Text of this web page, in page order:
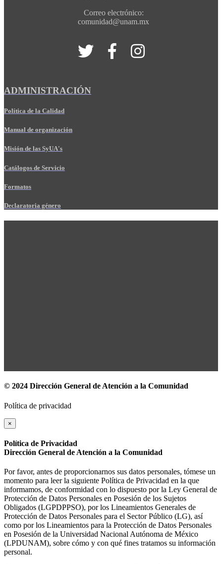
Correo electrónico:
comunidad@unam.mx
ADMINISTRACIÓN
Política de la Calidad
Manual de organización
Misión de las SyUA's
Catálogos de Servicio
Formatos
Declaratoria género
© 2024 Dirección General de Atención a la Comunidad
Política de privacidad
×
Política de Privacidad
Dirección General de Atención a la Comunidad
Por favor, antes de proporcionarnos sus datos personales, tómese un
momento para leer la siguiente Política de Privacidad en la que
informamos, de conformidad con lo dispuesto por la Ley General de
Protección de Datos Personales en Posesión de los Sujetos
Obligados (LGPDPPSO), por los Lineamientos Generales de
Protección de Datos Personales para el Sector Público (LG), así
como por los Lineamientos para la Protección de Datos Personales
en Posesión de la Universidad Nacional Autónoma de México
(LPDUNAM), sobre cómo y con qué fines tratamos su información
personal.